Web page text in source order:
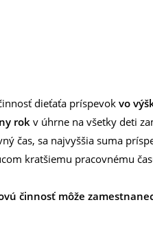
dieťaťa príspevok vo
rokv úhrne na všetky deti
čas, sa najvyššia suma
kratšiemu pracovnému
činnosť môže